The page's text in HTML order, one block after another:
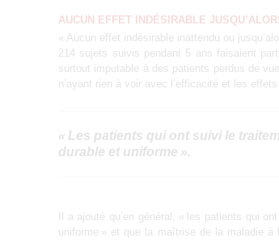
AUCUN EFFET INDÉSIRABLE
« Aucun effet indésirable inattendu ou
214 sujets suivis pendant 5 ans faisaient
surtout imputable à des patients perdus de
n’ayant rien à voir avec l’efficacité et les effets
« Les patients qui ont suivi le
durable et uniforme ».
Il a ajouté qu’en général, « les patients qui
uniforme » et que la maîtrise de la maladie